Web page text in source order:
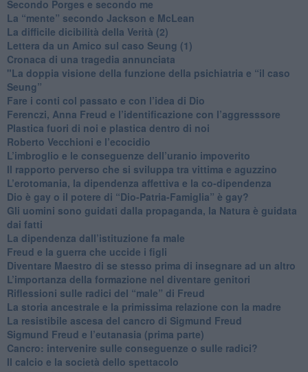
​Secondo Porges e secondo me
​La “mente” secondo Jackson e McLean
La difficile dicibilità della Verità (2)
​Lettera da un Amico sul caso Seung (1)
​Cronaca di una tragedia annunciata
"​La doppia visione della funzione della psichiatria e “il caso
Seung”
​Fare i conti col passato e con l’idea di Dio
​Ferenczi, Anna Freud e l’identificazione con l’aggresssore
Plastica fuori di noi e plastica dentro di noi
​Roberto Vecchioni e l’ecocidio
​L’imbroglio e le conseguenze dell’uranio impoverito
​Il rapporto perverso che si sviluppa tra vittima e aguzzino
L’erotomania, la dipendenza affettiva e la co-dipendenza
​Dio è gay o il potere di “Dio-Patria-Famiglia” è gay?
​Gli uomini sono guidati dalla propaganda, la Natura è guidata
dai fatti
La dipendenza dall’istituzione fa male
​Freud e la guerra che uccide i figli
​Diventare Maestro di se stesso prima di insegnare ad un altro
L’importanza della formazione nel diventare genitori
Riflessioni sulle radici del “male” di Freud
​La storia ancestrale e la primissima relazione con la madre
​La resistibile ascesa del cancro di Sigmund Freud
Sigmund Freud e l’eutanasia (prima parte)
Cancro: intervenire sulle conseguenze o sulle radici?
​Il calcio e la società dello spettacolo